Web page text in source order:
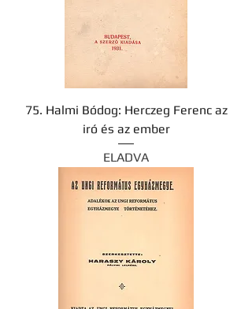
75. Halmi Bódog: Herczeg Ferenc az
iró és az ember
ELADVA